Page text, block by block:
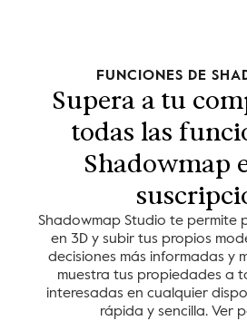
FUNCIONES DE
Supera a tu
todas las
Shadowmap
Shadowmap Studio te permite
en 3D y subir tus propios
decisiones más informadas y
muestra tus propiedades a
interesadas en cualquier
rápida y sencilla. Ver